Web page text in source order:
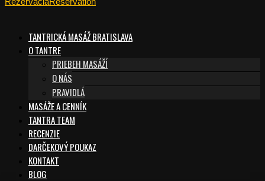
TANTRICKÁ MASÁŽ BRATISLAVA
O TANTRE
PRIEBEH MASÁŽÍ
O NÁS
PRAVIDLÁ
MASÁŽE A CENNÍK
TANTRA TEAM
RECENZIE
DARČEKOVÝ POUKAZ
KONTAKT
BLOG